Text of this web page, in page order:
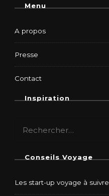
Menu
A propos
Presse
Contact
Inspiration
Conseils Voyage
Les start-up voyage à suivre